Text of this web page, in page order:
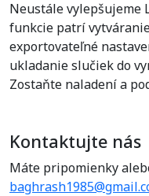
Neustále vylepšujeme
funkcie patrí
exportovateľné
ukladanie slučiek do
Zostaňte naladení a
Kontaktujte nás
Máte pripomienky